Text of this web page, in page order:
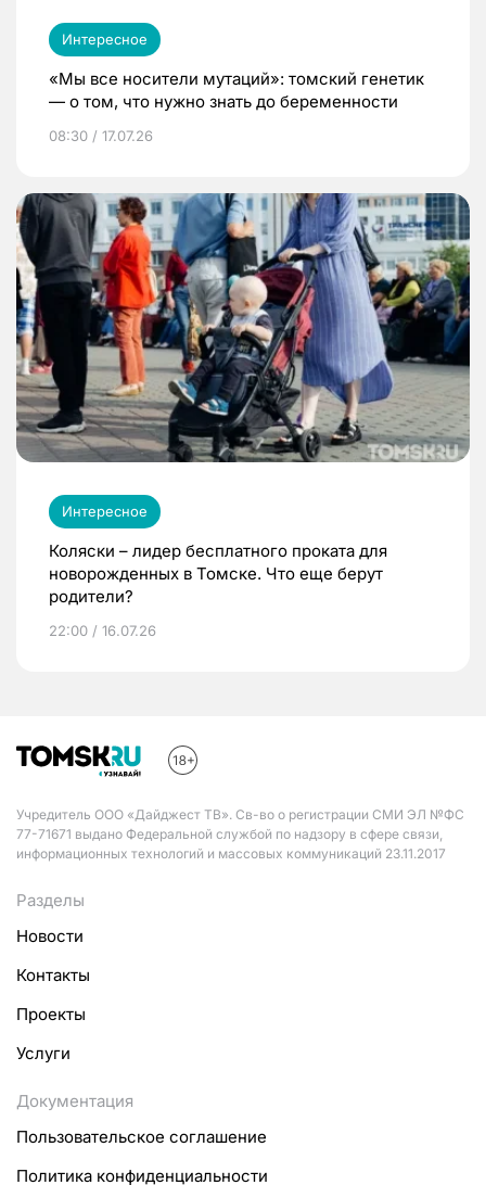
Интересное
«Мы все носители мутаций»: томский генетик
— о том, что нужно знать до беременности
08:30 / 17.07.26
Интересное
Коляски – лидер бесплатного проката для
новорожденных в Томске. Что еще берут
родители?
22:00 / 16.07.26
Учредитель ООО «Дайджест ТВ». Св-во о регистрации СМИ ЭЛ №ФС
77-71671 выдано Федеральной службой по надзору в сфере связи,
информационных технологий и массовых коммуникаций 23.11.2017
Разделы
Новости
Контакты
Проекты
Услуги
Документация
Пользовательское соглашение
Политика конфиденциальности